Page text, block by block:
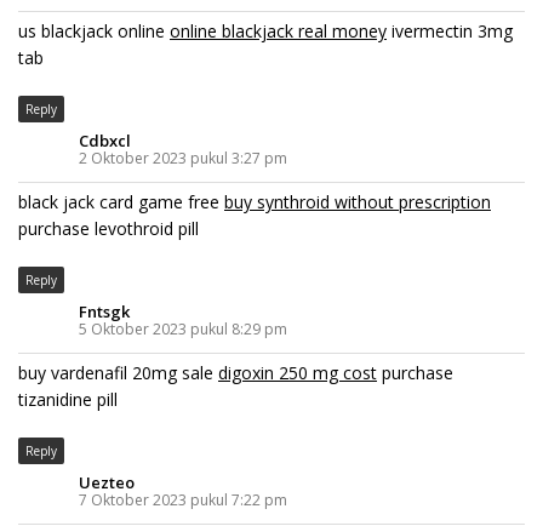
us blackjack online online blackjack real money ivermectin 3mg
tab
Reply
Cdbxcl
2 Oktober 2023 pukul 3:27 pm
black jack card game free buy synthroid without prescription
purchase levothroid pill
Reply
Fntsgk
5 Oktober 2023 pukul 8:29 pm
buy vardenafil 20mg sale digoxin 250 mg cost purchase
tizanidine pill
Reply
Uezteo
7 Oktober 2023 pukul 7:22 pm